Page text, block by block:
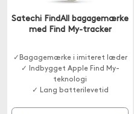
Satechi FindAll bagagemærke
med Find My-tracker
✓Bagagemærke i imiteret læder
✓ Indbygget Apple Find My-
teknologi
✓ Lang batterilevetid